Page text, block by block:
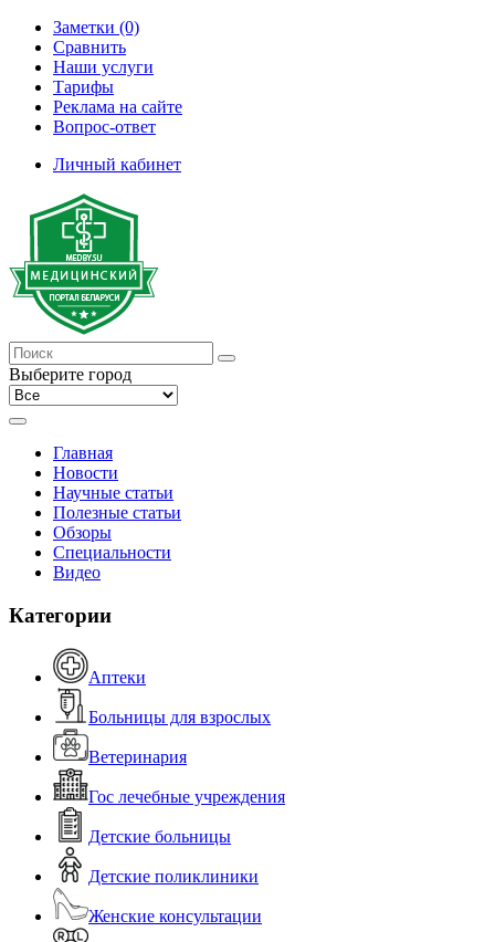
Заметки (0)
Сравнить
Наши услуги
Тарифы
Реклама на сайте
Вопрос-ответ
Личный кабинет
Выберите город
Главная
Новости
Научные статьи
Полезные статьи
Обзоры
Специальности
Видео
Категории
Аптеки
Больницы для взрослых
Ветеринария
Гос лечебные учреждения
Детские больницы
Детские поликлиники
Женские консультации